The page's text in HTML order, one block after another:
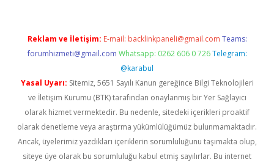
Reklam ve İletişim: E-mail: backlinkpaneli@gmail.com Teams:
forumhizmeti@gmail.com Whatsapp: 0262 606 0 726 Telegram:
@karabul
Yasal Uyarı: Sitemiz, 5651 Sayılı Kanun gereğince Bilgi Teknolojileri
ve İletişim Kurumu (BTK) tarafından onaylanmış bir Yer Sağlayıcı
olarak hizmet vermektedir. Bu nedenle, sitedeki içerikleri proaktif
olarak denetleme veya araştırma yükümlülüğümüz bulunmamaktadır.
Ancak, üyelerimiz yazdıkları içeriklerin sorumluluğunu taşımakta olup,
siteye üye olarak bu sorumluluğu kabul etmiş sayılırlar. Bu internet